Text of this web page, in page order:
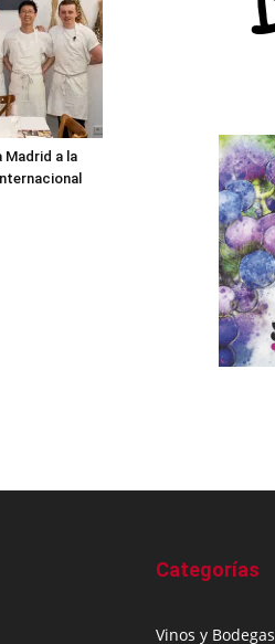
Madrid a la
Categorías
Vinos y Bodegas